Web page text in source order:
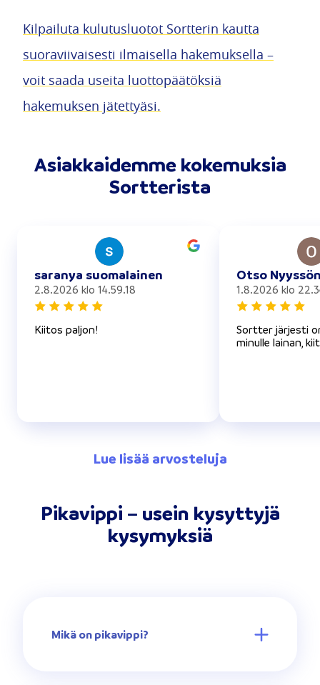
Kilpailuta kulutusluotot Sortterin kautta
suoraviivaisesti ilmaisella hakemuksella –
voit saada useita luottopäätöksiä
hakemuksen jätettyäsi.
Asiakkaidemme kokemuksia
Sortterista
saranya suomalainen
2.8.2026 klo 14.59.18
Kiitos paljon!
Otso
1.8.2026 klo
Sortter järjesti
minulle lainan,
Lue lisää arvosteluja
Pikavippi – usein kysyttyjä
kysymyksiä
Mikä on pikavippi?